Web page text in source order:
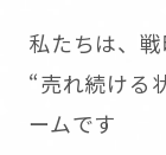
私たちは、
“売れ続ける
ームです